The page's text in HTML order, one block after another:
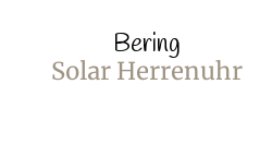
Bering
Solar Herrenuhr